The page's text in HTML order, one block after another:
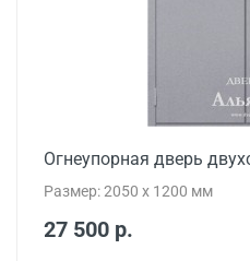
Огнеупорная дверь
Размер: 2050 x 1200 мм
27 500 р.